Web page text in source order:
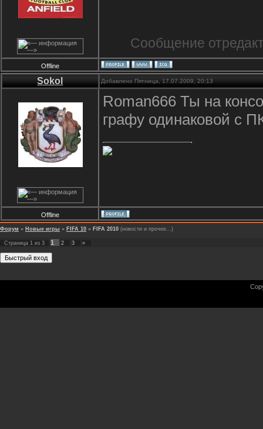
Сообщение
Offline
Sokol Добавлено Пятница, 17.07.2009, 20:13
Roman666 Ты на
графу одинаковой с
Offline
Форум » Новые игры » FIFA 10 » FIFA 2010 (новости и прочее...)
Страница 1 из 3 1 2 3 »